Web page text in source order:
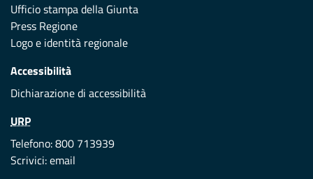
Ufficio stampa della Giunta
Press Regione
Logo e identità regionale
Accessibilità
Dichiarazione di accessibilità
URP
Telefono: 800 713939
Scrivici:email